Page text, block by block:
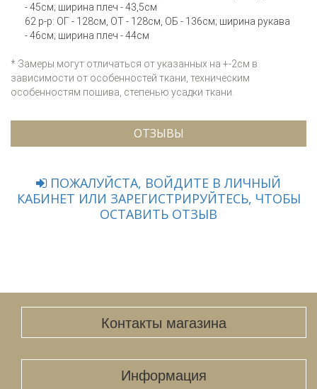
- 45см; ширина плеч - 43,5см
62 р-р: ОГ - 128см, ОТ - 128см, ОБ - 136см; ширина рукава
- 46см; ширина плеч - 44см
* Замеры могут отличаться от указанных на +-2см в
зависимости от особенностей ткани, техническим
особенностям пошива, степенью усадки ткани.
ОТЗЫВЫ
ПОЖАЛУЙСТА, ВОЙДИТЕ В ЛИЧНЫЙ
КАБИНЕТ ИЛИ ЗАРЕГИСТРИРУЙТЕСЬ, ЧТОБЫ
ОСТАВИТЬ ОТЗЫВ
Контакты магазина
Информация